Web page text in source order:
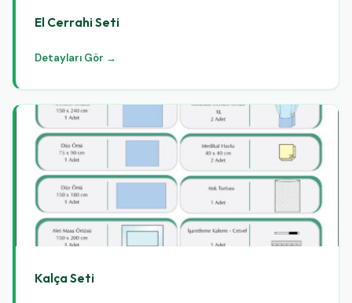
El Cerrahi Seti
Detayları Gör →
Kalça Seti